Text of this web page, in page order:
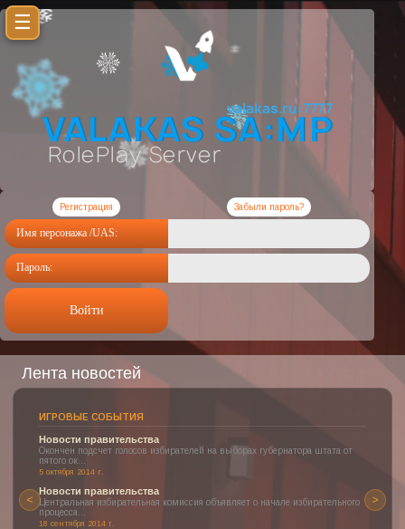
Регистрация Забыли пароль?
Имя персонажа /UAS:
Пароль:
Войти
☰
Лента новостей
< >
ИГРОВЫЕ СОБЫТИЯ
Новости правительства
Окончен подсчет голосов избирателей на выборах губернатора штата от
пятого ок...
5 октября 2014 г.
Новости правительства
Центральная избирательная комиссия объявляет о начале избирательного
процесса...
18 сентября 2014 г.